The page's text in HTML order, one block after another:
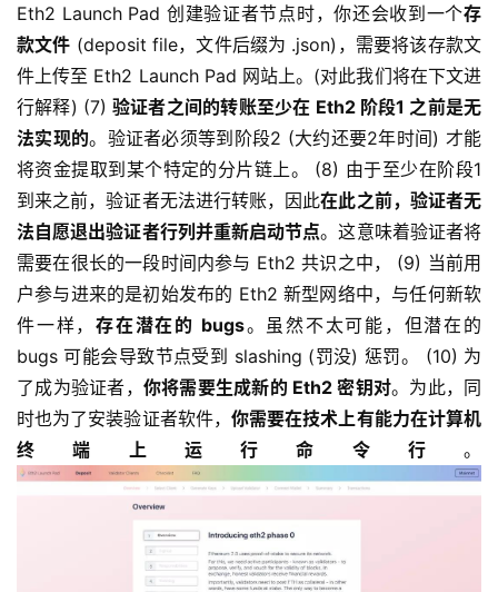
Eth2 Launch Pad 创建验证者节点时，你还会收到一个存
款文件 (deposit file，文件后缀为 .json)，需要将该存款文
件上传至 Eth2 Launch Pad 网站上。(对此我们将在下文进
行解释) (7)验证者之间的转账至少在 Eth2 阶段1 之前是无
法实现的。验证者必须等到阶段2 (大约还要2年时间) 才能
将资金提取到某个特定的分片链上。 (8) 由于至少在阶段1
到来之前，验证者无法进行转账，因此在此之前，验证者无
法自愿退出验证者行列并重新启动节点。这意味着验证者将
需要在很长的一段时间内参与 Eth2 共识之中， (9) 当前用
户参与进来的是初始发布的 Eth2 新型网络中，与任何新软
件一样，存在潜在的 bugs。虽然不太可能，但潜在的
bugs 可能会导致节点受到 slashing (罚没) 惩罚。 (10) 为
了成为验证者， 你将需要生成新的 Eth2 密钥对。为此，同
时也为了安装验证者软件， 你需要在技术上有能力在计算机
终端上运行命令行 。